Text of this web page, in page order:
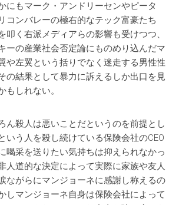
にもマーク・アンドリーセンやピータ
コンバレーの極右的なテック富豪たち
叩く右派メディアらの影響も受けつつ、
ーの産業社会否定論にものめり込んだマ
や左翼という括りでなく迷走する男性性
の結果として暴力に訴えるしか出口を見
もしれない。
ん殺人は悪いことだというのを前提とし
いう人を殺し続けている保険会社のCEO
喝采を送りたい気持ちは抑えられなかっ
人道的な決定によって実際に家族や友人
ながらにマンジョーネに感謝し称えるの
しマンジョーネ自身は保険会社によって